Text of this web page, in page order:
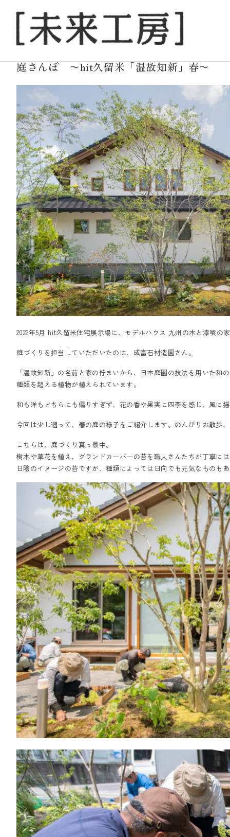
庭さんぽ 〜hit久留米「温故知新」春〜
2022年5月 hit久留米住宅展示場に、モデルハウス 九州の木と漆喰の
庭づくりを担当していただいたのは、成富石材造園さん。
「温故知新」の名前と家の佇まいから、日本庭園の技法を用いた和
種類を超える植物が植えられています。
和も洋もどちらにも偏りすぎず、花の香や果実に四季を感じ、風に
今回は少し遡って、春の庭の様子をご紹介します。のんびりお散歩
こちらは、庭づくり真っ最中。
樹木や草花を植え、グランドカーバーの苔を職人さんたちが丁寧に
日陰のイメージの苔ですが、種類によっては日向でも元気なものも